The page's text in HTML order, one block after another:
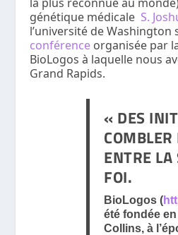
génétique médicale S.
l’université de Washington
conférence organisée par
BioLogos à laquelle nous
Grand Rapids.
« DES
COMBLER
ENTRE LA
FOI.
BioLogos (
été fondée
Collins, à